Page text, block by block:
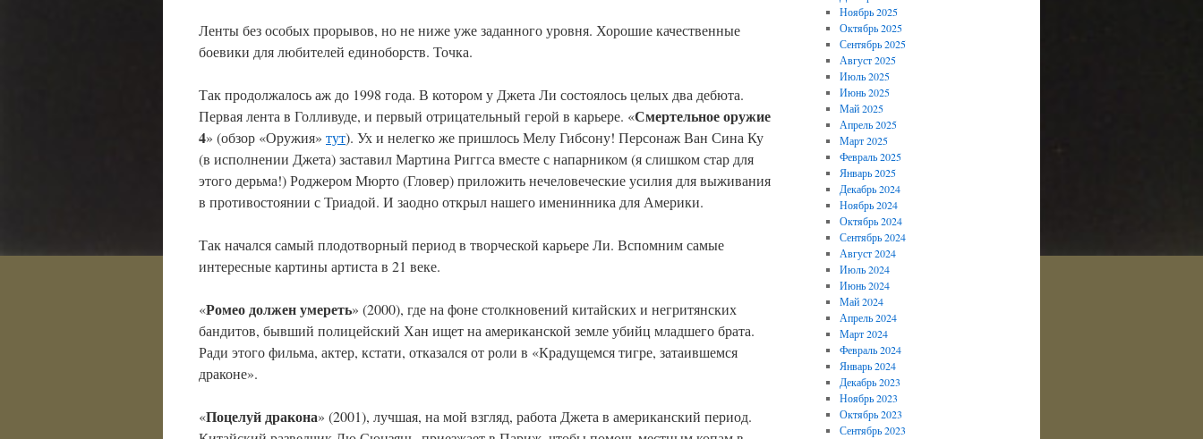
Ленты без особых прорывов, но не ниже уже заданного уровня. Хорошие качественные
боевики для любителей единоборств. Точка.
Так продолжалось аж до 1998 года. В котором у Джета Ли состоялось целых два дебюта.
Первая лента в Голливуде, и первый отрицательный герой в карьере. «Смертельное оружие
4» (обзор «Оружия» тут). Ух и нелегко же пришлось Мелу Гибсону! Персонаж Ван Сина Ку
(в исполнении Джета) заставил Мартина Риггса вместе с напарником (я слишком стар для
этого дерьма!) Роджером Мюрто (Гловер) приложить нечеловеческие усилия для выживания
в противостоянии с Триадой. И заодно открыл нашего именинника для Америки.
Так начался самый плодотворный период в творческой карьере Ли. Вспомним самые
интересные картины артиста в 21 веке.
«Ромео должен умереть» (2000), где на фоне столкновений китайских и негритянских
бандитов, бывший полицейский Хан ищет на американской земле убийц младшего брата.
Ради этого фильма, актер, кстати, отказался от роли в «Крадущемся тигре, затаившемся
драконе».
«Поцелуй дракона» (2001), лучшая, на мой взгляд, работа Джета в американский период.
Ноябрь 2025
Октябрь 2025
Сентябрь 2025
Август 2025
Июль 2025
Июнь 2025
Май 2025
Апрель 2025
Март 2025
Февраль 2025
Январь 2025
Декабрь 2024
Ноябрь 2024
Октябрь 2024
Сентябрь 2024
Август 2024
Июль 2024
Июнь 2024
Май 2024
Апрель 2024
Март 2024
Февраль 2024
Январь 2024
Декабрь 2023
Ноябрь 2023
Октябрь 2023
Сентябрь 2023